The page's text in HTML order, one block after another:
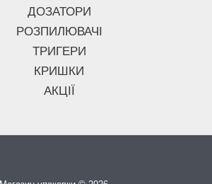
ДОЗАТОРИ
РОЗПИЛЮВАЧІ
ТРИГЕРИ
КРИШКИ
АКЦІЇ